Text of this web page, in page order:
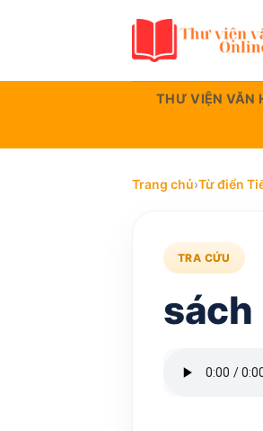
dung
THƯ VIỆN VĂN
Trang chủ›Từ điển
TRA CỨU
sách